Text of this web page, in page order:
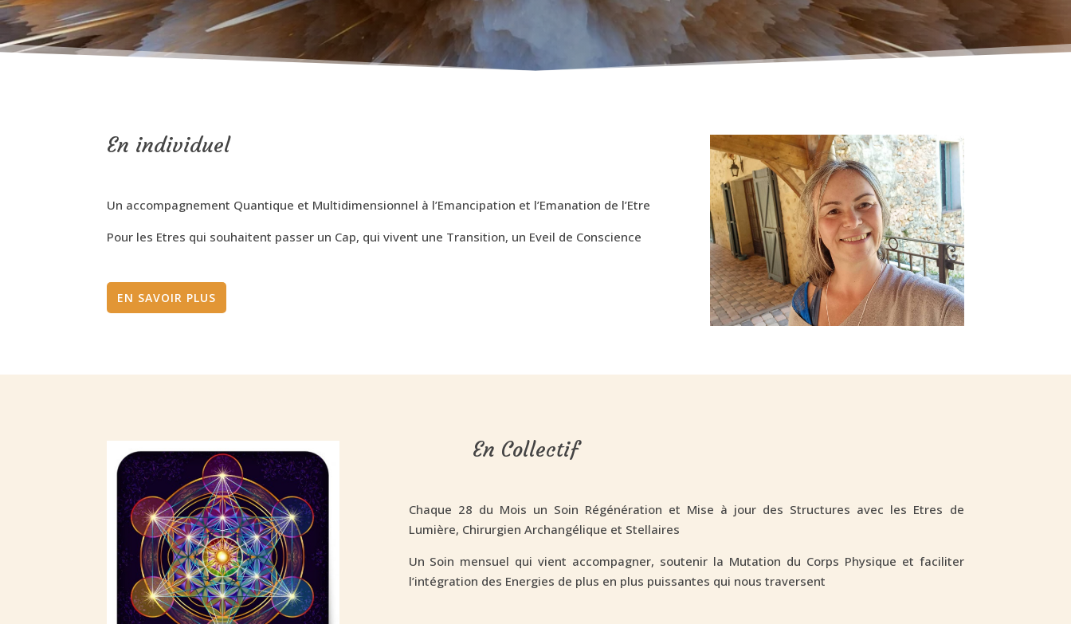
En individuel
Un accompagnement Quantique et Multidimensionnel à l’Emancipation et l’Emanation de l’Etre
Pour les Etres qui souhaitent passer un Cap, qui vivent une Transition, un Eveil de Conscience
EN SAVOIR PLUS
En Collectif
Chaque 28 du Mois un Soin Régénération et Mise à jour des Structures avec les Etres de
Lumière, Chirurgien Archangélique et Stellaires
Un Soin mensuel qui vient accompagner, soutenir la Mutation du Corps Physique et faciliter
l’intégration des Energies de plus en plus puissantes qui nous traversent